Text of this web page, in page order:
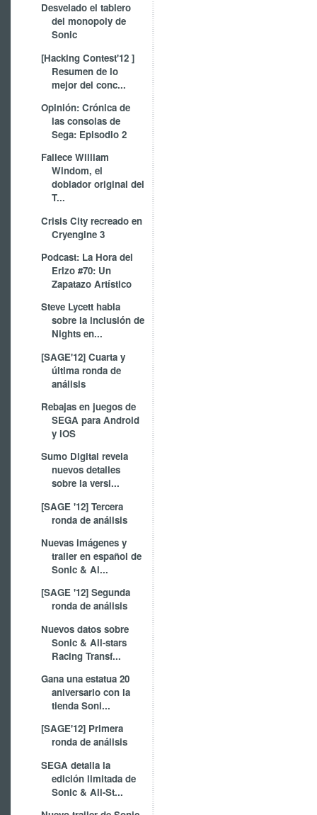
Desvelado el tablero
del monopoly de
Sonic
[Hacking Contest'12 ]
Resumen de lo
mejor del conc...
Opinión: Crónica de
las consolas de
Sega: Episodio 2
Fallece William
Windom, el
doblador original del
T...
Crisis City recreado en
Cryengine 3
Podcast: La Hora del
Erizo #70: Un
Zapatazo Artístico
Steve Lycett habla
sobre la inclusión de
Nights en...
[SAGE'12] Cuarta y
última ronda de
análisis
Rebajas en juegos de
SEGA para Android
y iOS
Sumo Digital revela
nuevos detalles
sobre la versi...
[SAGE '12] Tercera
ronda de análisis
Nuevas imágenes y
trailer en español de
Sonic & Al...
[SAGE '12] Segunda
ronda de análisis
Nuevos datos sobre
Sonic & All-stars
Racing Transf...
Gana una estatua 20
aniversario con la
tienda Soni...
[SAGE'12] Primera
ronda de análisis
SEGA detalla la
edición limitada de
Sonic & All-St...